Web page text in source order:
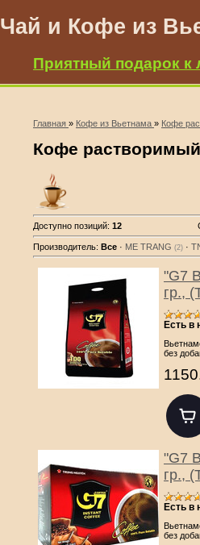
Чай и Кофе из
Приятный подарок к
Главная » Кофе из Вьетнама » Кофе
Кофе растворимый
Доступно позиций: 12
Производитель: Все · ME TRANG (2) ·
"G7
гр.,
Есть в
без
"G7
гр.,
Есть в
без